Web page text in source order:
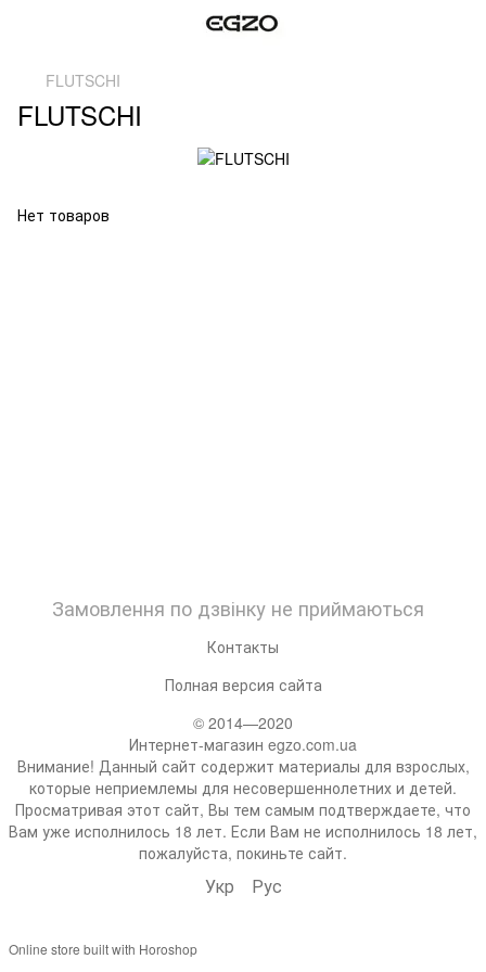
FLUTSCHI
FLUTSCHI
Нет товаров
Замовлення по дзвінку не приймаються
Контакты
Полная версия сайта
© 2014—2020
Интернет-магазин egzo.com.ua
Внимание! Данный сайт содержит материалы для взрослых,
которые неприемлемы для несовершеннолетних и детей.
Просматривая этот сайт, Вы тем самым подтверждаете, что
Вам уже исполнилось 18 лет. Если Вам не исполнилось 18 лет,
пожалуйста, покиньте сайт.
Укр Рус
Online store built with Horoshop